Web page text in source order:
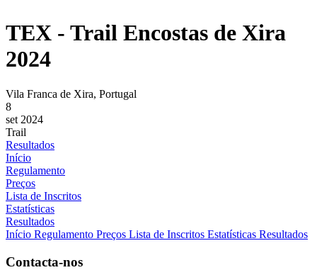
TEX - Trail Encostas de Xira
2024
Vila Franca de Xira, Portugal
8
set 2024
Trail
Resultados
Início
Regulamento
Preços
Lista de Inscritos
Estatísticas
Resultados
Início Regulamento Preços Lista de Inscritos Estatísticas Resultados
Contacta-nos